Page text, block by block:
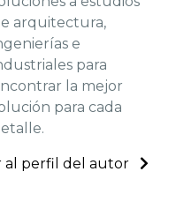
arquitectura,
e
para
la mejor
para cada
al perfil del autor